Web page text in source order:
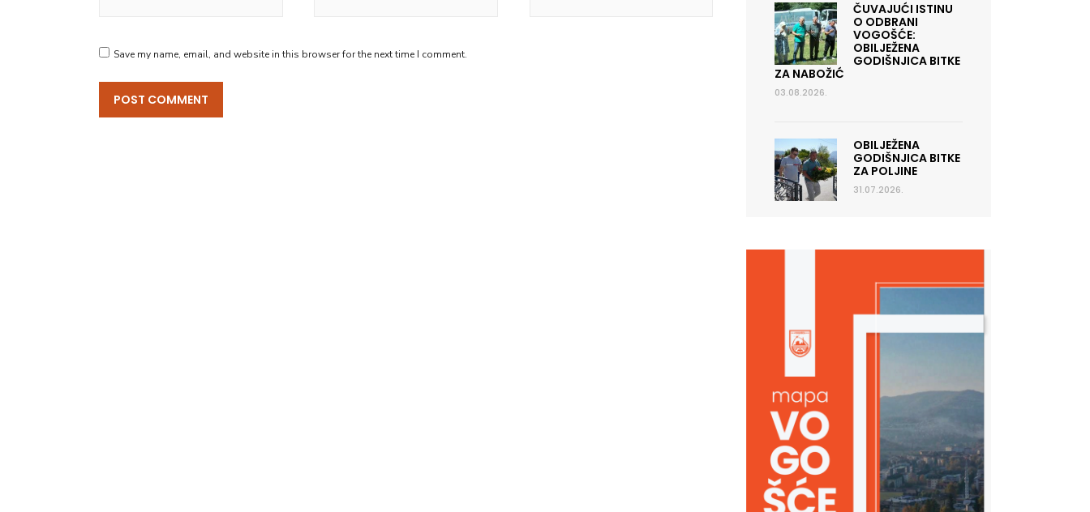
Save my name, email, and website in this browser for the next time I comment.
ČUVAJUĆI ISTINU
O ODBRANI
VOGOŠĆE:
OBILJEŽENA
GODIŠNJICA BITKE
ZA NABOŽIĆ
03.08.2026.
OBILJEŽENA
GODIŠNJICA BITKE
ZA POLJINE
31.07.2026.